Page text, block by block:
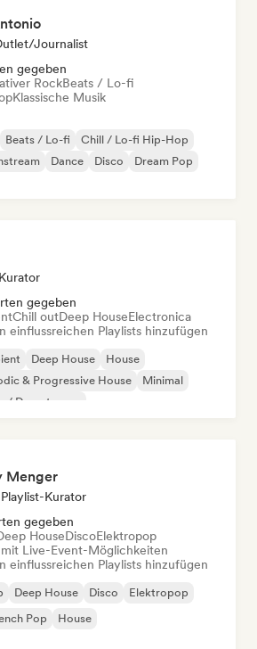
Journalist
gegeben
RockBeats / Lo-fi
Klassische Musik
Beats / Lo-fi
Chill / Lo-fi Hip-Hop
Dance Disco
Dream Pop
gegeben
Chill outDeep HouseElectronica
einflussreichen Playlists hinzufügen
Deep House
House
& Progressive House
Minimal
/ Downtempo
Menger
Kurator
gegeben
HouseDiscoElektropop
Live-Event-Möglichkeiten
einflussreichen Playlists hinzufügen
Deep House Disco
Elektropop
Pop House